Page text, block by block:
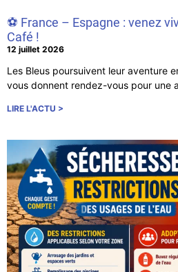
⚽ France – Espagne : venez
Café !
12 juillet 2026
Les Bleus poursuivent leur aventure
vous donnent rendez-vous pour une
LIRE L'ACTU >